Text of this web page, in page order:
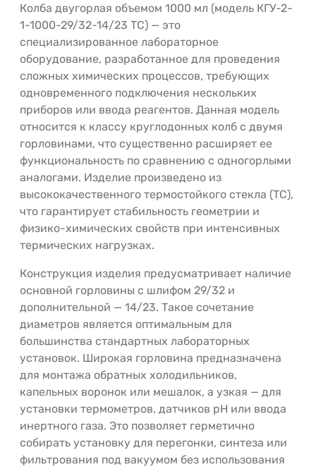
Колба двугорлая объемом 1000 мл (модель КГУ-2-
1-1000-29/32-14/23 ТС) — это
специализированное лабораторное
оборудование, разработанное для проведения
сложных химических процессов, требующих
одновременного подключения нескольких
приборов или ввода реагентов. Данная модель
относится к классу круглодонных колб с двумя
горловинами, что существенно расширяет ее
функциональность по сравнению с одногорлыми
аналогами. Изделие произведено из
высококачественного термостойкого стекла (ТС),
что гарантирует стабильность геометрии и
физико-химических свойств при интенсивных
термических нагрузках.
Конструкция изделия предусматривает наличие
основной горловины с шлифом 29/32 и
дополнительной — 14/23. Такое сочетание
диаметров является оптимальным для
большинства стандартных лабораторных
установок. Широкая горловина предназначена
для монтажа обратных холодильников,
капельных воронок или мешалок, а узкая — для
установки термометров, датчиков pH или ввода
инертного газа. Это позволяет герметично
собирать установку для перегонки, синтеза или
фильтрования под вакуумом без использования